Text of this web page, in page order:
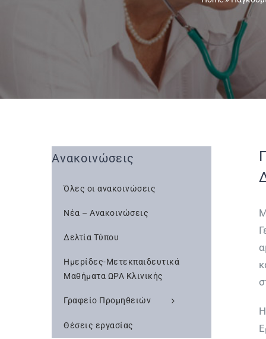
Ανακοινώσεις
Όλες οι ανακοινώσεις
Νέα – Ανακοινώσεις
Δελτία Τύπου
Ημερίδες-Μετεκπαιδευτικά
Μαθήματα ΩΡΛ Κλινικής
Γραφείο Προμηθειών
Θέσεις εργασίας